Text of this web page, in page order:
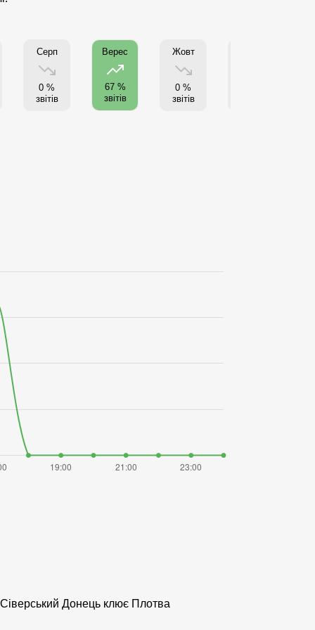
Серп
0 %
звітів
Верес
67 %
звітів
Жовт
0 %
звітів
Донець клює Плотва